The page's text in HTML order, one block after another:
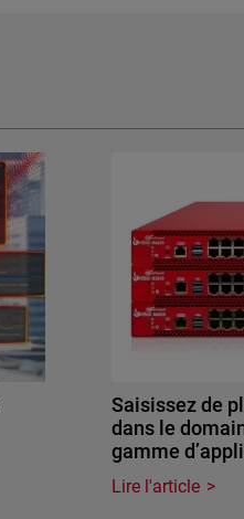
Saisissez de
dans le
gamme
Lire l'article